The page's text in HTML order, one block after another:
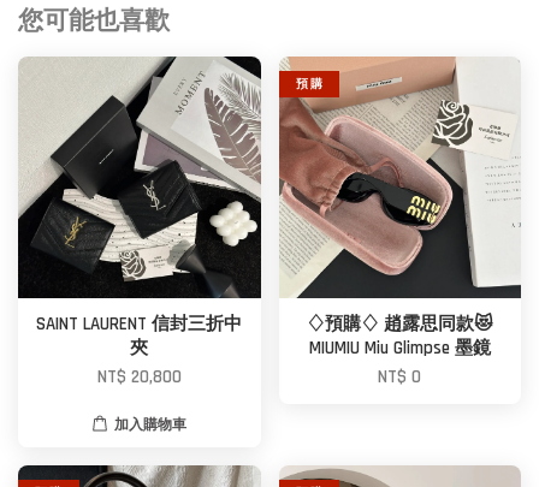
您可能也喜歡
SAINT LAURENT 信封三折中
夾
NT$ 20,800
加入購物車
預 購
♢預購♢ 趙露思同款😻
MIUMIU Miu Glimpse 墨鏡
NT$ 0